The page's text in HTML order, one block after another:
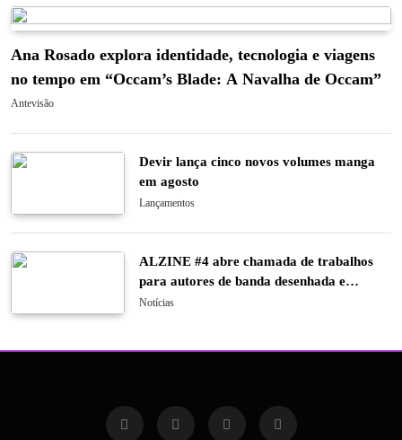
Ana Rosado explora identidade, tecnologia e viagens
no tempo em “Occam’s Blade: A Navalha de Occam”
Antevisão
Devir lança cinco novos volumes manga
em agosto
Lançamentos
ALZINE #4 abre chamada de trabalhos
para autores de banda desenhada e
ilustração
Notícias